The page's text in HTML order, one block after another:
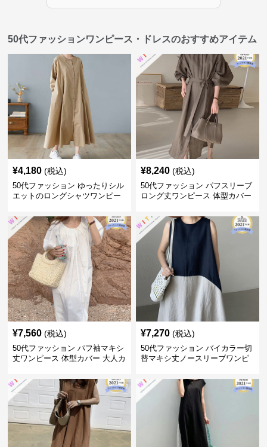
50代ファッションワンピース・ドレスのおすすめアイテム
¥4,180 (税込)
50代ファッション ゆったりシル
エットのロングシャツワンピー
¥8,240 (税込)
50代ファッション パフスリーブ
ロング丈ワンピース 体型カバー
¥7,560 (税込)
50代ファッション パフ袖マキシ
丈ワンピース 体型カバー 大人カ
¥7,270 (税込)
50代ファッション バイカラー切
替マキシ丈ノースリーブワンピ